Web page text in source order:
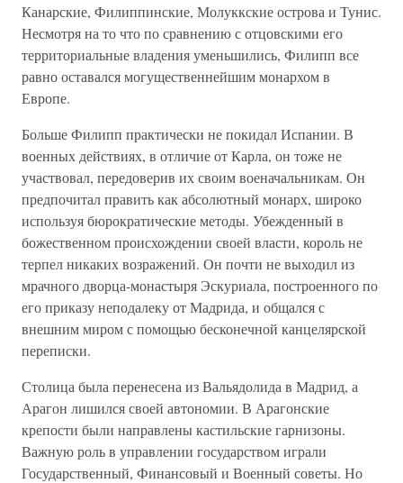
Канарские, Филиппинские, Молуккские острова и Тунис.
Несмотря на то что по сравнению с отцовскими его
территориальные владения уменьшились, Филипп все
равно оставался могущественнейшим монархом в
Европе.
Больше Филипп практически не покидал Испании. В
военных действиях, в отличие от Карла, он тоже не
участвовал, передоверив их своим военачальникам. Он
предпочитал править как абсолютный монарх, широко
используя бюрократические методы. Убежденный в
божественном происхождении своей власти, король не
терпел никаких возражений. Он почти не выходил из
мрачного дворца-монастыря Эскуриала, построенного по
его приказу неподалеку от Мадрида, и общался с
внешним миром с помощью бесконечной канцелярской
переписки.
Столица была перенесена из Вальядолида в Мадрид, а
Арагон лишился своей автономии. В Арагонские
крепости были направлены кастильские гарнизоны.
Важную роль в управлении государством играли
Государственный, Финансовый и Военный советы. Но